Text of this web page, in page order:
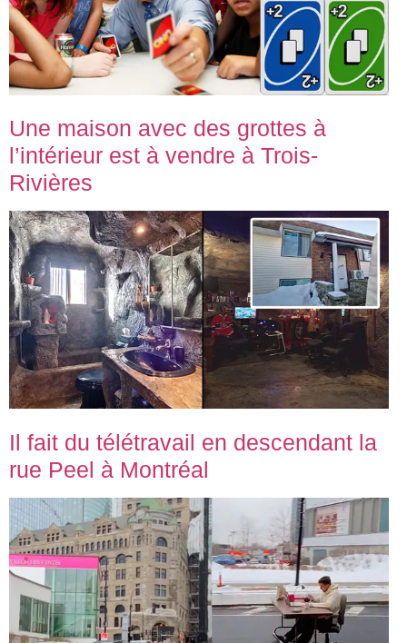
Une maison avec des grottes à
l’intérieur est à vendre à Trois-
Rivières
Il fait du télétravail en descendant la
rue Peel à Montréal